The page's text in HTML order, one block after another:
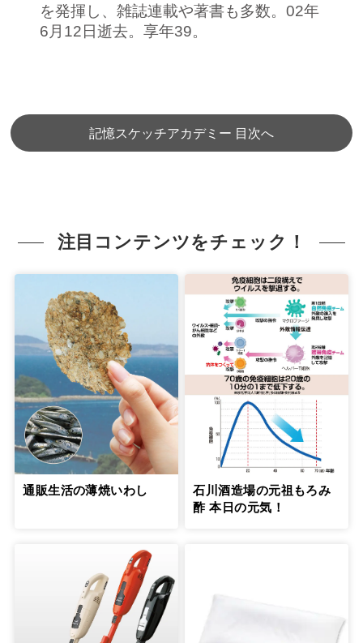
を発揮し、雑誌連載や著書も多数。02年
6月12日逝去。享年39。
記憶スケッチアカデミー 目次へ
注目コンテンツをチェック！
通販生活の薄焼いわし
石川酒造場の元祖もろみ
酢 本日の元気！